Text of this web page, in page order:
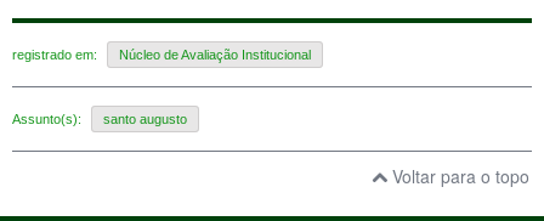
registrado em: Núcleo de Avaliação Institucional
Assunto(s): santo augusto
Voltar para o topo